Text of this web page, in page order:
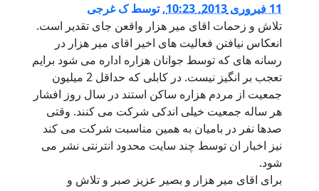
11 فبروری 2013, 10:23 ,توسطک غرجی
تلاش و زحمات اقای میر هزار واقعن جای تقدیر است.
انعکاس نیافتن فعالیت های اخیر اقای میر هزار در
رسانه های که توسط جوانان هزاره اداره می شود برایم
تعجب بر انگیز نیست. در کابلی که حداقل 2 میلیون
جمعیت از مردم هزاره ساکن استند در سال روز افشار
هر ساله جمعیت خیلی اندکی شرکت می کنند. وقتی
صدها نفر در بامیان به همین مناسبت شرکت می کند
نیز اخبار ان توسط چند سایت محدود انترنتی نشر می
شود.
برای اقای میر هزار و بصیر عزیز صبر و تلاش و